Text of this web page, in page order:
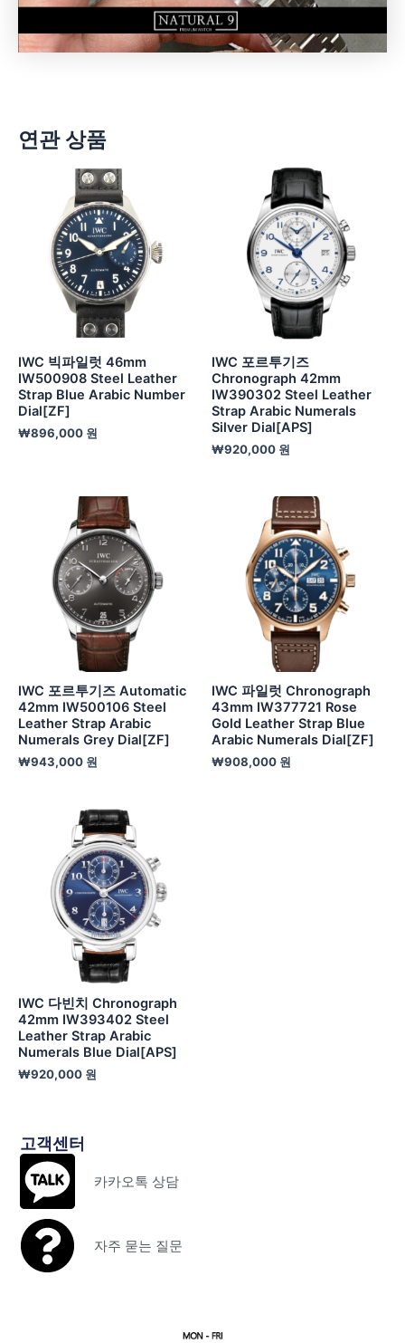
연관 상품
IWC 빅파일럿 46mm
IW500908 Steel Leather
Strap Blue Arabic Number
Dial[ZF]
₩896,000 원
IWC 포르투기즈
Chronograph 42mm
IW390302 Steel Leather
Strap Arabic Numerals
Silver Dial[APS]
₩920,000 원
IWC 포르투기즈 Automatic
42mm IW500106 Steel
Leather Strap Arabic
Numerals Grey Dial[ZF]
₩943,000 원
IWC 파일럿 Chronograph
43mm IW377721 Rose
Gold Leather Strap Blue
Arabic Numerals Dial[ZF]
₩908,000 원
IWC 다빈치 Chronograph
42mm IW393402 Steel
Leather Strap Arabic
Numerals Blue Dial[APS]
₩920,000 원
고객센터
카카오톡 상담
자주 묻는 질문